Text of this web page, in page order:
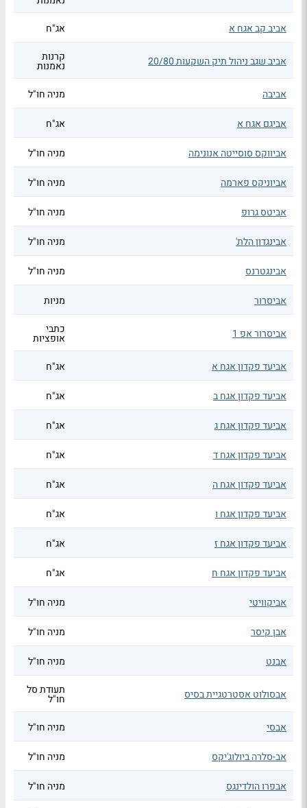
אביב קב אגח א
אג"ח
אביב שגב ניהול תיק השקעות 20/80 קרנות
נאמנות
אביבה
מניה חו"ל
אביגם אגח א אג"ח
אביווקס סוסייטה אנונימה מניה חו"ל
אביוניקס פארמה מניה חו"ל
אביטס גרופ מניה חו"ל
אבינגדון הלת' מניה חו"ל
אבינגטרנס מניה חו"ל
אביסרור מניות
אביסרור אפ 1 כתבי
אופציות
אביעד פקדון אגח א
אג"ח
אביעד פקדון אגח ב אג"ח
אביעד פקדון אגח ג אג"ח
אביעד פקדון אגח ד אג"ח
אביעד פקדון אגח ה אג"ח
אביעד פקדון אגח ו אג"ח
אביעד פקדון אגח ז אג"ח
אביעד פקדון אגח ח אג"ח
אביקוויטי מניה חו"ל
אבן קיסר מניה חו"ל
אבנט מניה חו"ל
אבסולוט אסטרטגיית בסיס תעודת סל
חו"ל
אבסי
מניה חו"ל
אב-סלרה ביולוג'יקס מניה חו"ל
אבפרו הולדינגס מניה חו"ל